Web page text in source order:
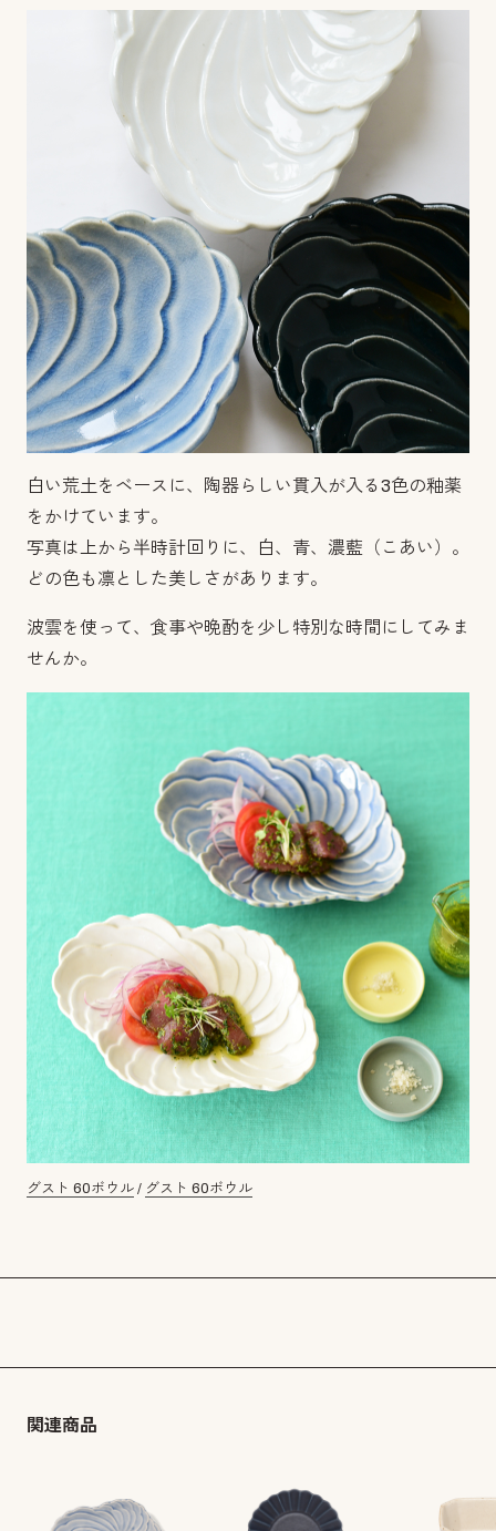
白い荒土をベースに、陶器らしい貫入が入る3色の釉薬
をかけています。
写真は上から半時計回りに、白、青、濃藍（こあい）。
どの色も凛とした美しさがあります。
波雲を使って、食事や晩酌を少し特別な時間にしてみま
せんか。
グスト 60ボウル / グスト 60ボウル
関連商品